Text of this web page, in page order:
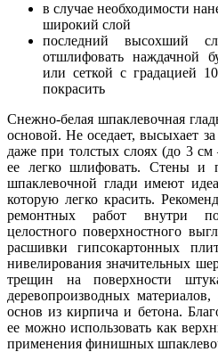
в случае необходимости
широкий слой
последний высохший
отшлифовать наждачной
или сеткой с градацией
покрасить
Снежно-белая шпаклевочная
основой. Не оседает, высыхает
даже при толстых слоях (до 3
ее легко шлифовать. Стены и
шпаклевочной глади имеют
которую легко красить.
ремонтных работ внутри
целостного поверхностного
расшивки гипсокартонных
нивелирования значительных
трещин на поверхности
деревопроизводных
основ из кирпича и бетона.
ее можно использовать как
применения финишных